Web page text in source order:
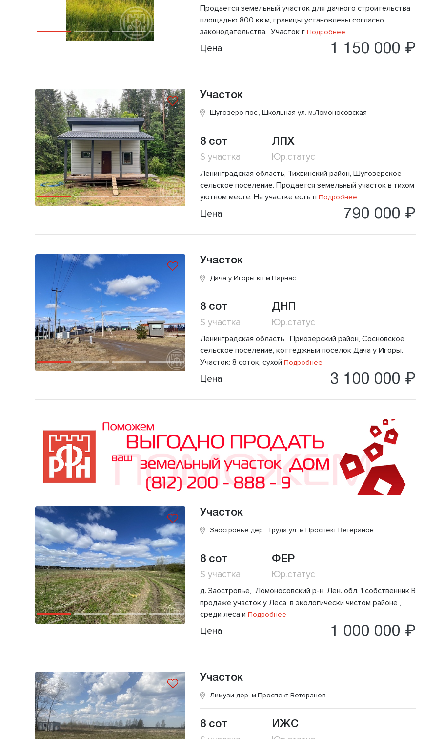
Продается земельный участок для дачного строительства
площадью 800 кв.м, границы установлены согласно
законодательства. Участок гПодробнее
Цена 1 150 000 ₽
Участок
Шугозеро пос., Школьная ул. м.Ломоносовская
8 сот
S участка
ЛПХ
Юр.статус
Ленинградская область, Тихвинский район, Шугозерское
сельское поселение. Продается земельный участок в тихом
уютном месте. На участке есть п Подробнее
Цена 790 000 ₽
Участок
Дача у Игоры кп м.Парнас
8 сот
S участка
ДНП
Юр.статус
Ленинградская область, Приозерский район, Сосновское
сельское поселение, коттеджный поселок Дача у Игоры.
Участок: 8 соток, сухой Подробнее
Цена 3 100 000 ₽
Участок
Заостровье дер., Труда ул. м.Проспект Ветеранов
8 сот
S участка
ФЕР
Юр.статус
д. Заостровье, Ломоносовский р-н, Лен. обл. 1 собственник В
продаже участок у Леса, в экологически чистом районе ,
среди леса и Подробнее
Цена 1 000 000 ₽
Участок
Лимузи дер. м.Проспект Ветеранов
8 сот ИЖС